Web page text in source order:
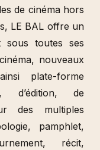
de cinéma hors
LE BAL offre un
sous toutes ses
nouveaux
plate-forme
d’édition, de
des multiples
pamphlet,
récit,